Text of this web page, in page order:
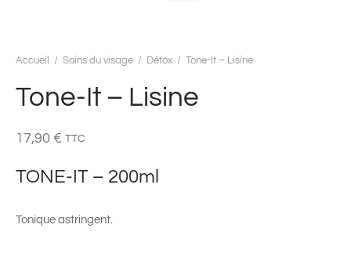
Accueil / Soins du visage / Détox / Tone-It – Lisine
Tone-It – Lisine
17,90 € TTC
TONE-IT – 200ml
Tonique astringent.